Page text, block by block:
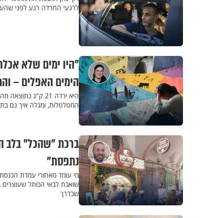
לרגעי החרדה רגע לפני
"היו ימים שלא
הימים האפלים –
היא ירדה 21
המטלטלות, ומגלה איך גם
ברכת "שהכל" בלב
נתפסת"
מי עומד מאחורי עמדת
שואבת לבאי הכותל שעוצרים
שבדרך